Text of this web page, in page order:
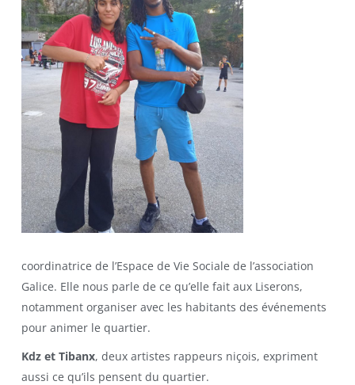
coordinatrice de l’Espace de Vie Sociale de l’association
Galice. Elle nous parle de ce qu’elle fait aux Liserons,
notamment organiser avec les habitants des événements
pour animer le quartier.
Kdz et Tibanx, deux artistes rappeurs niçois, expriment
aussi ce qu’ils pensent du quartier.